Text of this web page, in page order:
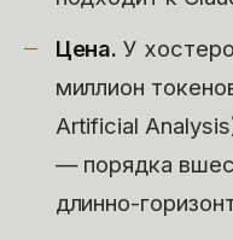
Цена. У
миллион
Artificial
— порядка
длинно-